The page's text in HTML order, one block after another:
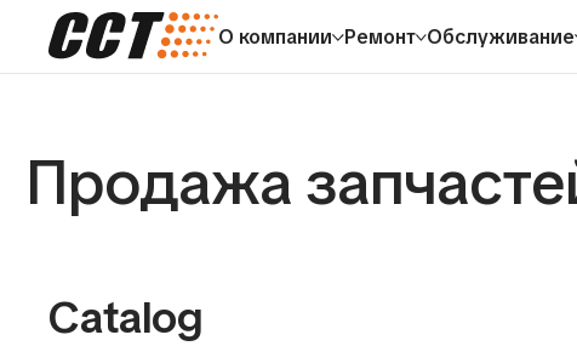
О компании Ремонт Обслуживание
Продажа запчастей
Catalog